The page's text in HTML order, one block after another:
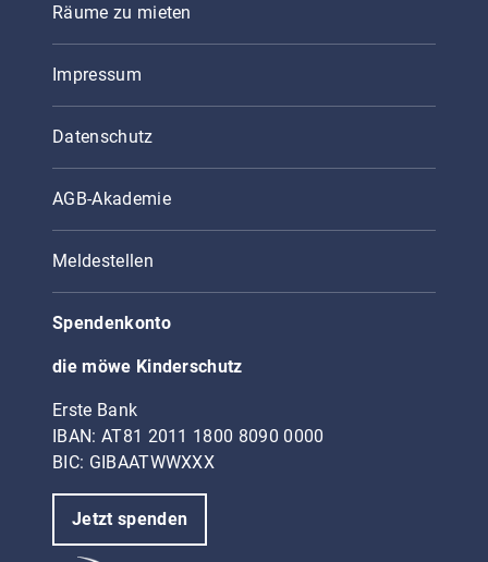
Räume zu mieten
Impressum
Datenschutz
AGB-Akademie
Meldestellen
Spendenkonto
die möwe Kinderschutz
Erste Bank
IBAN: AT81 2011 1800 8090 0000
BIC: GIBAATWWXXX
Jetzt spenden